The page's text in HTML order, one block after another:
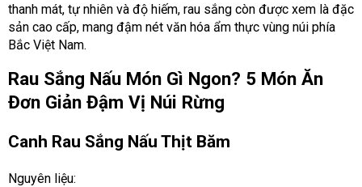
thanh mát, tự nhiên và độ hiếm, rau sắng còn được xem là đặc
sản cao cấp, mang đậm nét văn hóa ẩm thực vùng núi phía
Bắc Việt Nam.
Rau Sắng Nấu Món Gì Ngon? 5 Món Ăn
Đơn Giản Đậm Vị Núi Rừng
Canh Rau Sắng Nấu Thịt Băm
Nguyên liệu: